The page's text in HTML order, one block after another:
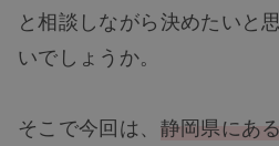
と相談しながら決めたいと
いでしょうか。
そこで今回は、 静岡県にあ